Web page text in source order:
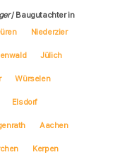
/ Baugutachter in
Niederzier
Jülich
Würselen
Elsdorf
Aachen
Kerpen